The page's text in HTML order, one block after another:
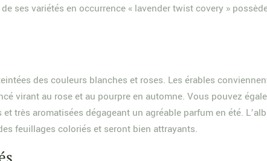
ses variétés en occurrence « lavender twist covery »
des couleurs blanches et roses. Les érables
virant au rose et au pourpre en automne. Vous pouvez
très aromatisées dégageant un agréable parfum en été.
feuillages coloriés et seront bien attrayants.